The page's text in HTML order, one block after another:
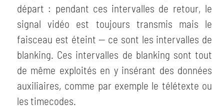
départ : pendant ces intervalles de retour, le
signal vidéo est toujours transmis mais le
faisceau est éteint — ce sont les intervalles de
blanking. Ces intervalles de blanking sont tout
de même exploités en y insérant des données
auxiliaires, comme par exemple le télétexte ou
les timecodes.